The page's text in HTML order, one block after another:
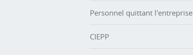
Personnel quittant l'entreprise
CIEPP